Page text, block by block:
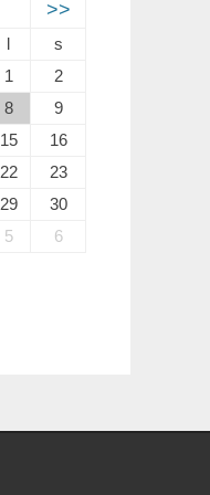
>>
l
s
1
2
8
9
15
16
22
23
29
30
5 6